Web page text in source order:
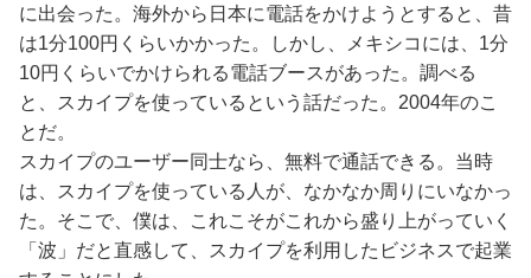
に出会った。海外から日本に電話をかけようとすると、昔
は1分100円くらいかかった。しかし、メキシコには、1分
10円くらいでかけられる電話ブースがあった。調べる
と、スカイプを使っているという話だった。2004年のこ
とだ。
スカイプのユーザー同士なら、無料で通話できる。当時
は、スカイプを使っている人が、なかなか周りにいなかっ
た。そこで、僕は、これこそがこれから盛り上がっていく
「波」だと直感して、スカイプを利用したビジネスで起業